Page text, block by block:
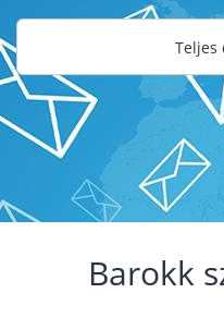
Teljes
Barokk